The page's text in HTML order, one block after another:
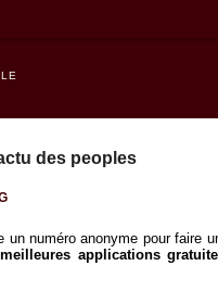
des peoples
un numéro anonyme pour faire
applications